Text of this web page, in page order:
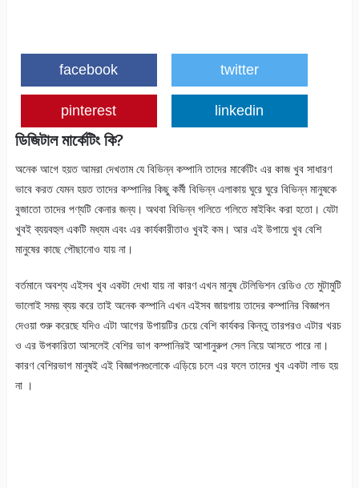
facebook twitter
pinterest linkedin
ডিজিটাল মার্কেটিং কি?
অনেক আগে হয়ত আমরা দেখতাম যে বিভিন্ন কম্পানি তাদের মার্কেটিং এর কাজ খুব সাধারণ
ভাবে করত যেমন হয়ত তাদের কম্পানির কিছু কর্মী বিভিন্ন এলাকায় ঘুরে ঘুরে বিভিন্ন মানুষকে
বুজাতো তাদের পণ্যটি কেনার জন্য। অথবা বিভিন্ন গলিতে গলিতে মাইকিং করা হতো। যেটা
খুবই ব্যয়বহুল একটি মধ্যম এবং এর কার্যকারীতাও খুবই কম। আর এই উপায়ে খুব বেশি
মানুষের কাছে পৌছানোও যায় না।
বর্তমানে অবশ্য এইসব খুব একটা দেখা যায় না কারণ এখন মানুষ টেলিভিশন রেডিও তে মুটামুটি
ভালোই সময় ব্যয় করে তাই অনেক কম্পানি এখন এইসব জায়গায় তাদের কম্পানির বিজ্ঞাপন
দেওয়া শুরু করেছে যদিও এটা আগের উপায়টির চেয়ে বেশি কার্যকর কিন্তু তারপরও এটার খরচ
ও এর উপকারিতা আসলেই বেশির ভাগ কম্পানিরই আশানুরুপ সেল নিয়ে আসতে পারে না।
কারণ বেশিরভাগ মানুষই এই বিজ্ঞাপনগুলোকে এড়িয়ে চলে এর ফলে তাদের খুব একটা লাভ হয়
না ।